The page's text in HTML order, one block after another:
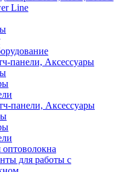
Line
панели, Аксессуары
панели, Аксессуары
для работы с